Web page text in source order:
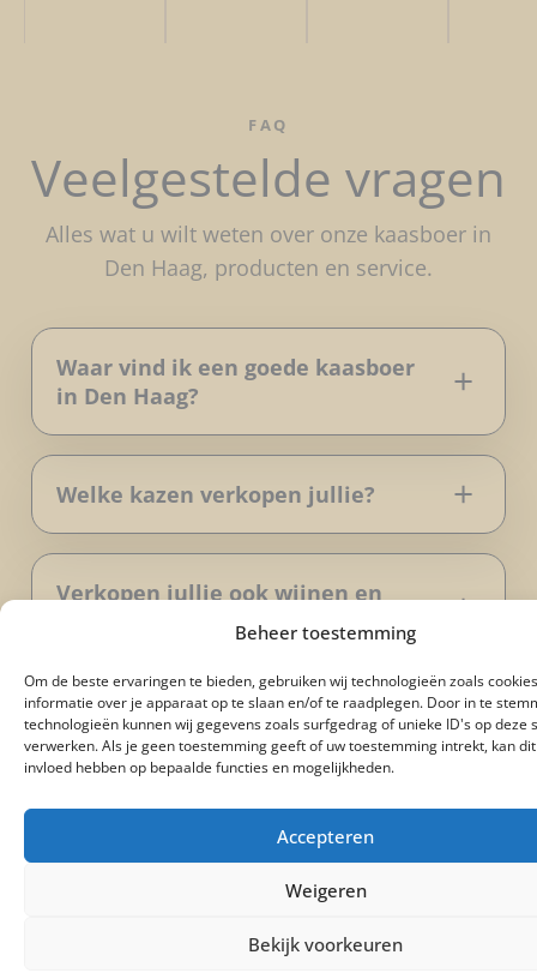
Beheer toestemming
Om de beste ervaringen te bieden, gebruiken wij technologieën zoals
informatie over je apparaat op te slaan en/of te raadplegen. Door in te
technologieën kunnen wij gegevens zoals surfgedrag of unieke ID's op deze
verwerken. Als je geen toestemming geeft of uw toestemming intrekt, kan
invloed hebben op bepaalde functies en mogelijkheden.
Accepteren
Weigeren
Bekijk voorkeuren
FAQ
Veelgestelde vragen
Alles wat u wilt weten over onze kaasboer in
Den Haag, producten en service.
Waar vind ik een goede kaasboer
in Den Haag?
Welke kazen verkopen jullie?
Verkopen jullie ook wijnen en
borrelproducten?
Kan ik een kaasplankje laten
samenstellen?
Kan ik advies krijgen over kaas en